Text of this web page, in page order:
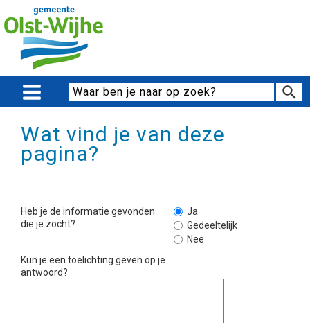
Wat vind je van deze
pagina?
Heb je de informatie gevonden
die je zocht?
Ja
Gedeeltelijk
Nee
Kun je een toelichting geven op je
antwoord?